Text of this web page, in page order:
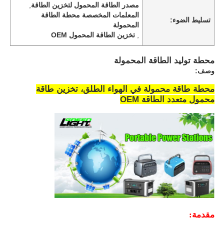
منزل
المنتجات
تسليط الضوء:
مصدر الطاقة المحمول لتخزين الطاقة
المعلمات المخصصة محطة الطاقة
المحمولة
,تخزين الطاقة المحمول OEM
محطة توليد الطاقة المحمولة
وصف:
محطة طاقة محمولة في الهواء الطلق، تخزين طاقة
محمول متعدد الطاقة OEM
مقدمة: